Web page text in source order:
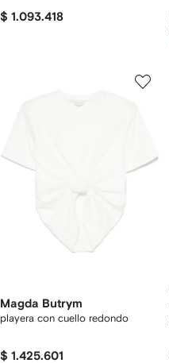
$ 1.093.418
Magda Butrym
playera con cuello redondo
$ 1.425.601